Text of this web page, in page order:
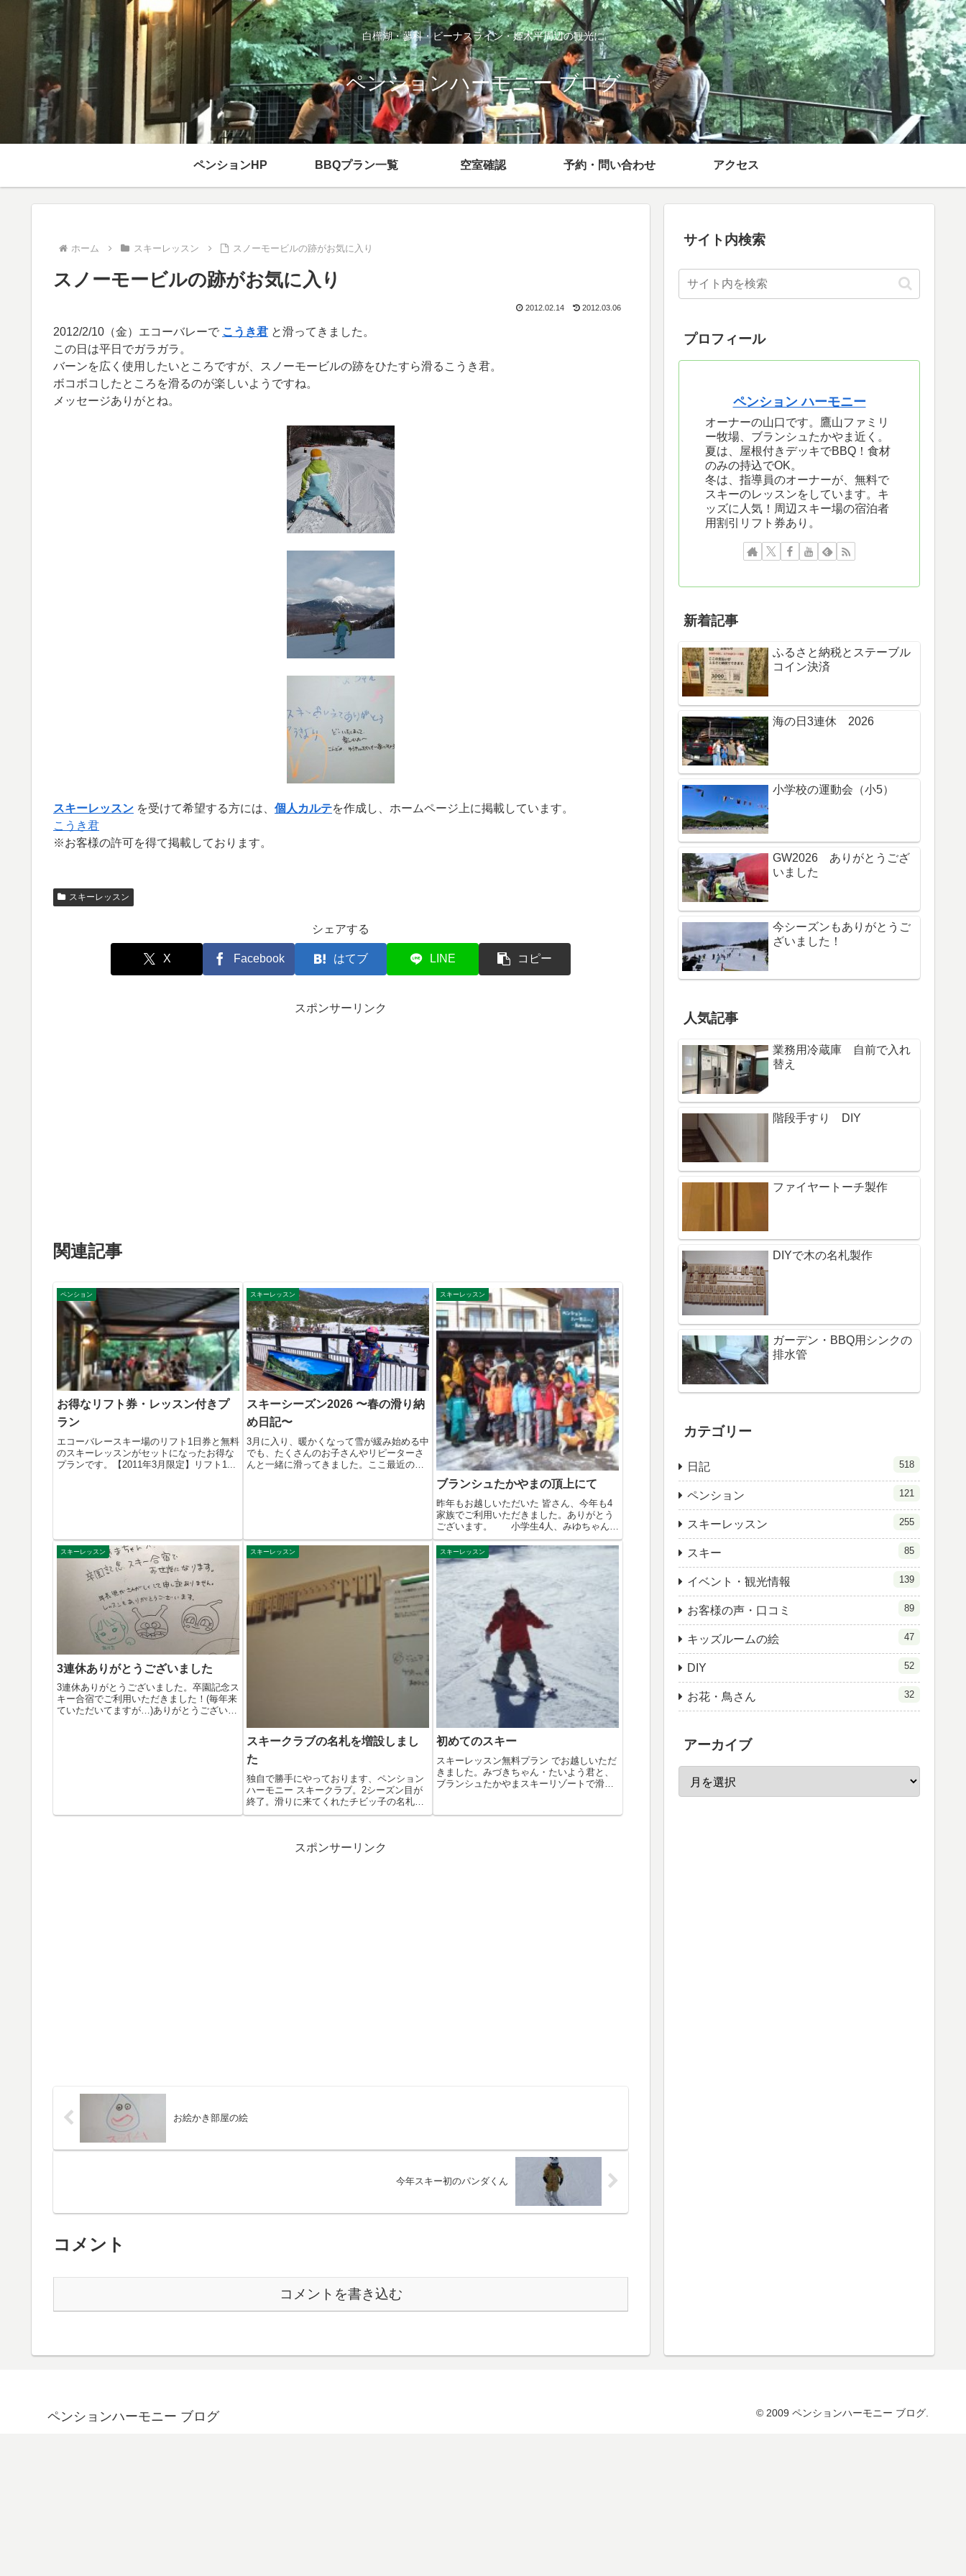
白樺湖・蓼科・ビーナスライン・姫木平周辺の観光に
ペンションハーモニー ブログ
ペンションHP BBQプラン一覧 空室確認 予約・問い合わせ アクセス
ホーム スキーレッスン スノーモービルの跡がお気に入り
スノーモービルの跡がお気に入り
2012.02.14 2012.03.06
2012/2/10（金）エコーバレーで こうき君 と滑ってきました。
この日は平日でガラガラ。
バーンを広く使用したいところですが、スノーモービルの跡をひたすら滑るこうき君。
ボコボコしたところを滑るのが楽しいようですね。
メッセージありがとね。
スキーレッスン を受けて希望する方には、 個人カルテを作成し、ホームページ上に掲載しています。
こうき君
※お客様の許可を得て掲載しております。
スキーレッスン
シェアする
X Facebook はてブ LINE コピー
スポンサーリンク
関連記事
ペンション
お得なリフト券・レッスン付きプ
ラン
エコーバレースキー場のリフト1日券と無料
のスキーレッスンがセットになったお得な
プランです。【2011年3月限定】リフト1...
スキーレッスン
スキーシーズン2026 〜春の滑り納
め日記〜
3月に入り、暖かくなって雪が緩み始める中
でも、たくさんのお子さんやリピーターさ
んと一緒に滑ってきました。ここ最近の様
スキーレッスン
ブランシュたかやまの頂上にて
昨年もお越しいただいた 皆さん、今年も4
家族でご利用いただきました。ありがとう
ございます。 小学生4人、みゆちゃん・
は...
スキーレッスン
3連休ありがとうございました
3連休ありがとうございました。卒園記念ス
キー合宿でご利用いただきました！(毎年来
ていただいてますが…)ありがとうござい
スキーレッスン
スキークラブの名札を増設しまし
た
独自で勝手にやっております、ペンション
ハーモニー スキークラブ。2シーズン目が
終了。滑りに来てくれたチビッ子の名札を
かけ...
スキーレッスン
初めてのスキー
スキーレッスン無料プラン でお越しいただ
きました。みづきちゃん・たいよう君と、
ブランシュたかやまスキーリゾートで滑っ
スポンサーリンク
お絵かき部屋の絵
今年スキー初のパンダくん
コメント
コメントを書き込む
サイト内検索
プロフィール
ペンション ハーモニー
オーナーの山口です。鷹山ファミリ
ー牧場、ブランシュたかやま近く。
夏は、屋根付きデッキでBBQ！食材
のみの持込でOK。
冬は、指導員のオーナーが、無料で
スキーのレッスンをしています。キ
ッズに人気！周辺スキー場の宿泊者
用割引リフト券あり。
新着記事
ふるさと納税とステーブル
コイン決済
海の日3連休 2026
小学校の運動会（小5）
GW2026 ありがとうござ
いました
今シーズンもありがとうご
ざいました！
人気記事
業務用冷蔵庫 自前で入れ
替え
階段手すり DIY
ファイヤートーチ製作
DIYで木の名札製作
ガーデン・BBQ用シンクの
排水管
カテゴリー
日記 518
ペンション 121
スキーレッスン 255
スキー 85
イベント・観光情報 139
お客様の声・口コミ 89
キッズルームの絵 47
DIY 52
お花・鳥さん 32
アーカイブ
ペンションハーモニー ブログ © 2009 ペンションハーモニー ブログ.